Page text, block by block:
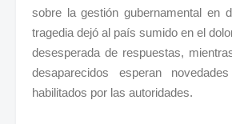
sobre la gestión gubernamental en
tragedia dejó al país sumido en el
desesperada de respuestas,
desaparecidos esperan
habilitados por las autoridades.